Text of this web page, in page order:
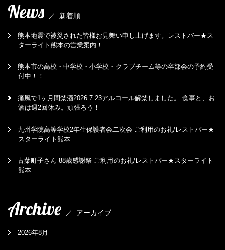
News ／ 新着順
熊本地震で被災された皆様お見舞い申し上げます。レストバー★ス
ターライト熊本の営業案内！
熊本市の高校・中学校・小学校・クラブチーム等の卒部会の予約受
付中！！
痛風で1ヶ月間禁酒2026.7.23アルコール解禁しました。 食事と、お
酒は週2回休み。頑張ろう！
九州学院高等学校2年生保護者会二次会 ご利用のお礼/レストバー★
スターライト熊本
古葉町子さん 88歳感謝祭 ご利用のお礼/レストバー★スターライト
熊本
Archive ／ アーカイブ
2026年8月